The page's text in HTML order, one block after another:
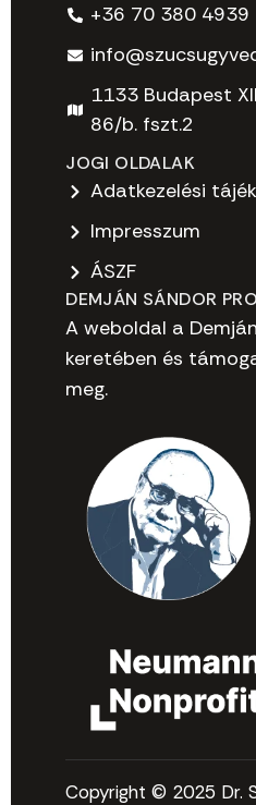
+36 70 380 4939
1133 Budapest
86/b. fszt.2
JOGI OLDALAK
Adatkezelési
Impresszum
ÁSZF
DEMJÁN SÁNDOR
A weboldal a
keretében és
meg.
Copyright © 2025 Dr.